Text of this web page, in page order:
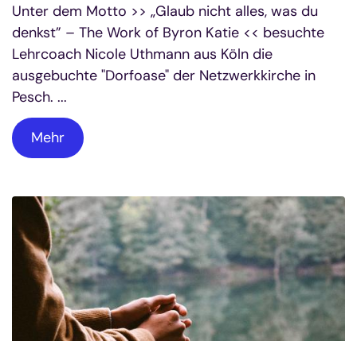
Unter dem Motto >> „Glaub nicht alles, was du
denkst” – The Work of Byron Katie << besuchte
Lehrcoach Nicole Uthmann aus Köln die
ausgebuchte "Dorfoase" der Netzwerkkirche in
Pesch. ...
Mehr